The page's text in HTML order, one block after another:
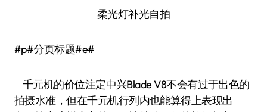
柔光灯补光自拍
#p#分页标题#e#
千元机的价位注定中兴Blade V8不会有过于出色的
拍摄水准，但在千元机行列内也能算得上表现出